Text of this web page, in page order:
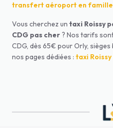
transfert aéroport en famille
Vous cherchez un taxi Roissy
CDG pas cher? Nos tarifs
CDG, dès 65€ pour Orly,
nos pages dédiées : taxi Roissy